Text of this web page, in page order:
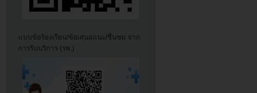
แบบข้อร้องเรียน/ข้อเสนอแนะ/ชื่นชม จาก
การรับบริการ (รพ.)